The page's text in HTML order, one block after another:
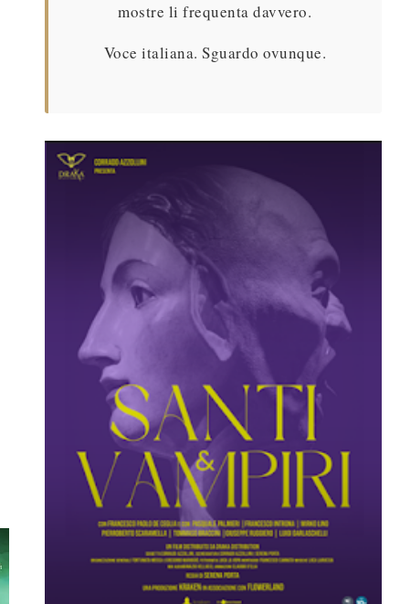
mostre li frequenta davvero.
Voce italiana. Sguardo ovunque.